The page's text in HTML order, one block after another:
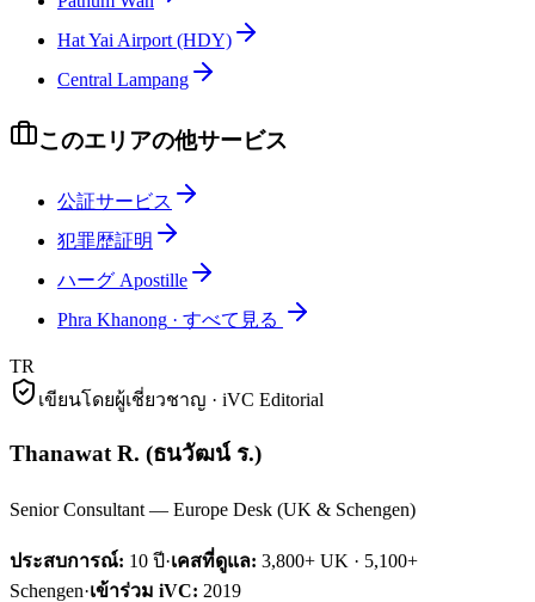
Hat Yai Airport (HDY)
Central Lampang
このエリアの他サービス
公証サービス
犯罪歴証明
ハーグ Apostille
Phra Khanong · すべて見る
TR
เขียนโดยผู้เชี่ยวชาญ · iVC Editorial
Thanawat R. (ธนวัฒน์ ร.)
Senior Consultant — Europe Desk (UK & Schengen)
ประสบการณ์: 10 ปี·เคสที่ดูแล: 3,800+ UK · 5,100+
Schengen·เข้าร่วม iVC: 2019